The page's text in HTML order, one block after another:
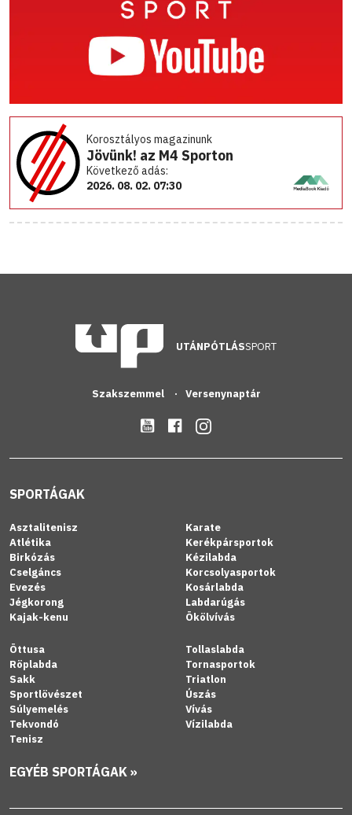
Korosztályos magazinunk
Jövünk! az M4 Sporton
Következő adás:
2026. 08. 02. 07:30
UTÁNPÓTLÁSSPORT
Szakszemmel Versenynaptár
SPORTÁGAK
Asztalitenisz
Atlétika
Birkózás
Cselgáncs
Evezés
Jégkorong
Kajak-kenu
Karate
Kerékpársportok
Kézilabda
Korcsolyasportok
Kosárlabda
Labdarúgás
Ökölvívás
Öttusa
Röplabda
Sakk
Sportlövészet
Súlyemelés
Tekvondó
Tenisz
Tollaslabda
Tornasportok
Triatlon
Úszás
Vívás
Vízilabda
EGYÉB SPORTÁGAK »